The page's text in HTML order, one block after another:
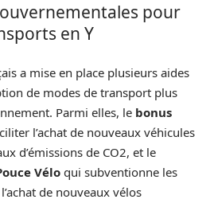
pour
en Y
a mise en place plusieurs aides
de modes de transport plus
Parmi elles, le bonus
l’achat de nouveaux véhicules
d’émissions de CO2, et le
Vélo qui subventionne les
de nouveaux vélos